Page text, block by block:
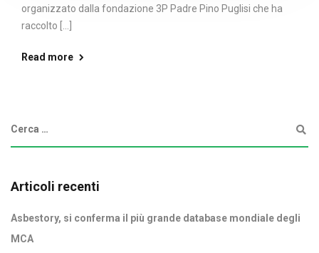
organizzato dalla fondazione 3P Padre Pino Puglisi che ha
raccolto [...]
Read more
Articoli recenti
Asbestory, si conferma il più grande database mondiale degli
MCA